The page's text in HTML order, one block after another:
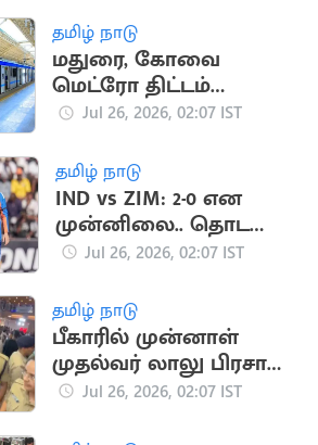
தமிழ் நாடு
மதுரை, கோவை
மெட்ரோ திட்டம்
மீண்டும் நிராகரிப்பு
Jul 26, 2026, 02:07 IST
தமிழ் நாடு
IND vs ZIM: 2-0 என
முன்னிலை.. தொடரை
கைப்பற்றுமா இந்தியா?
Jul 26, 2026, 02:07 IST
தமிழ் நாடு
பீகாரில் முன்னாள்
முதல்வர் லாலு பிரசாத்
யாதவின் மகன் கைது
Jul 26, 2026, 02:07 IST